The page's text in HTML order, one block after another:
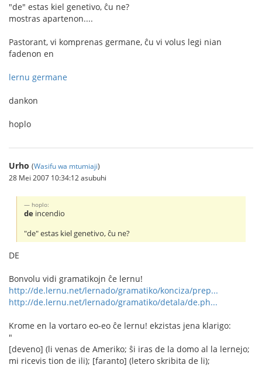
"de" estas kiel genetivo, ĉu ne?
mostras apartenon....
Pastorant, vi komprenas germane, ĉu vi volus legi nian
fadenon en
lernu germane
dankon
hoplo
Urho (Wasifu wa mtumiaji)
28 Mei 2007 10:34:12 asubuhi
hoplo:
de incendio
"de" estas kiel genetivo, ĉu ne?
DE
Bonvolu vidi gramatikojn ĉe lernu!
http://de.lernu.net/lernado/gramatiko/konciza/prep...
http://de.lernu.net/lernado/gramatiko/detala/de.ph...
Krome en la vortaro eo-eo ĉe lernu! ekzistas jena klarigo:
"
[deveno] (li venas de Ameriko; ŝi iras de la domo al la lernejo;
mi ricevis tion de ili); [faranto] (letero skribita de li);